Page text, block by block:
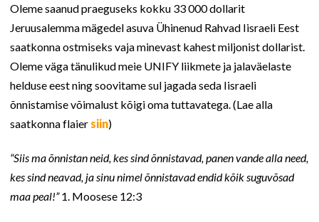
Oleme saanud praeguseks kokku 33 000 dollarit
Jeruusalemma mägedel asuva Ühinenud Rahvad Iisraeli Eest
saatkonna ostmiseks vaja minevast kahest miljonist dollarist.
Oleme väga tänulikud meie UNIFY liikmete ja jalaväelaste
helduse eest ning soovitame sul jagada seda Iisraeli
õnnistamise võimalust kõigi oma tuttavatega. (Lae alla
saatkonna flaier siin)
“Siis ma õnnistan neid, kes sind õnnistavad, panen vande alla need,
kes sind neavad, ja sinu nimel õnnistavad endid kõik suguvõsad
maa peal!”1. Moosese 12:3